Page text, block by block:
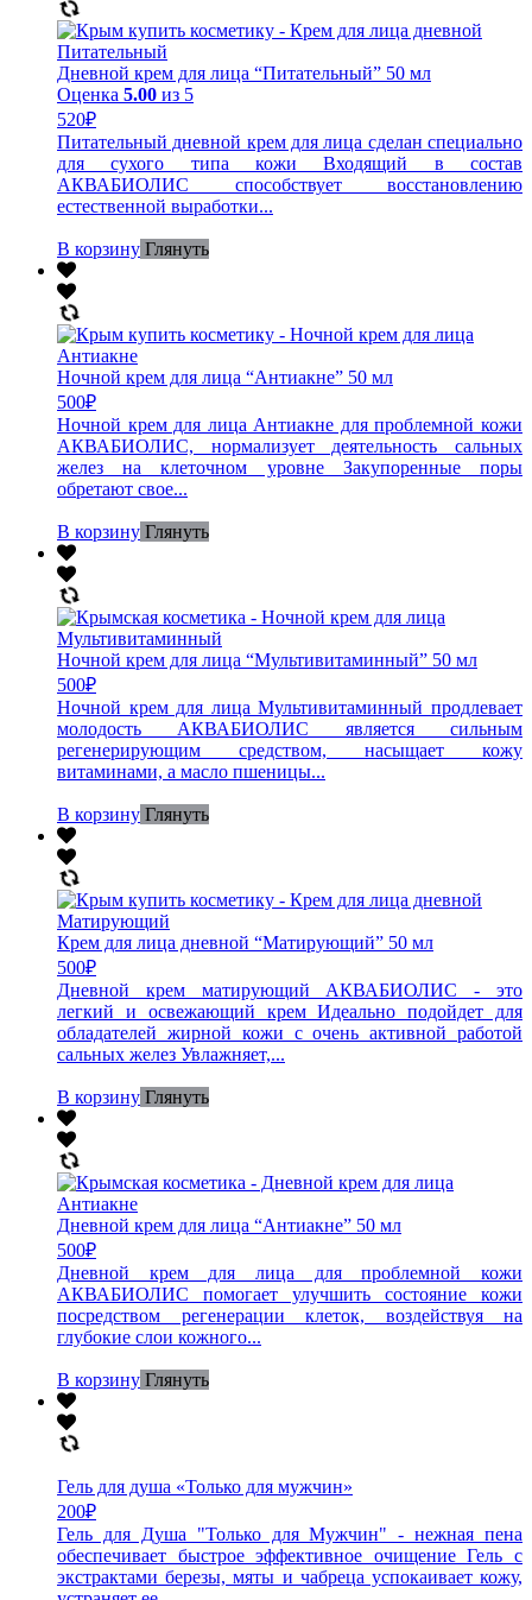
Дневной крем для лица “Питательный” 50 мл
Оценка 5.00 из 5
520₽
Питательный дневной крем для лица сделан специально
для сухого типа кожи Входящий в состав
АКВАБИОЛИС способствует восстановлению
естественной выработки...
В корзину Глянуть
Ночной крем для лица “Антиакне” 50 мл
500₽
Ночной крем для лица Антиакне для проблемной кожи
АКВАБИОЛИС, нормализует деятельность сальных
желез на клеточном уровне Закупоренные поры
обретают свое...
В корзину Глянуть
Ночной крем для лица “Мультивитаминный” 50 мл
500₽
Ночной крем для лица Мультивитаминный продлевает
молодость АКВАБИОЛИС является сильным
регенерирующим средством, насыщает кожу
витаминами, а масло пшеницы...
В корзину Глянуть
Крем для лица дневной “Матирующий” 50 мл
500₽
Дневной крем матирующий АКВАБИОЛИС - это
легкий и освежающий крем Идеально подойдет для
обладателей жирной кожи с очень активной работой
сальных желез Увлажняет,...
В корзину Глянуть
Дневной крем для лица “Антиакне” 50 мл
500₽
Дневной крем для лица для проблемной кожи
АКВАБИОЛИС помогает улучшить состояние кожи
посредством регенерации клеток, воздействуя на
глубокие слои кожного...
В корзину Глянуть
Гель для душа «Только для мужчин»
200₽
Гель для Душа "Только для Мужчин" - нежная пена
обеспечивает быстрое эффективное очищение Гель с
экстрактами березы, мяты и чабреца успокаивает кожу,